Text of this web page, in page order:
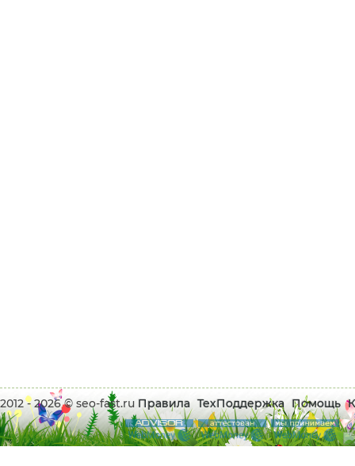
2012 - 2026 © seo-fast.ru Правила ТехПоддержка Помощь